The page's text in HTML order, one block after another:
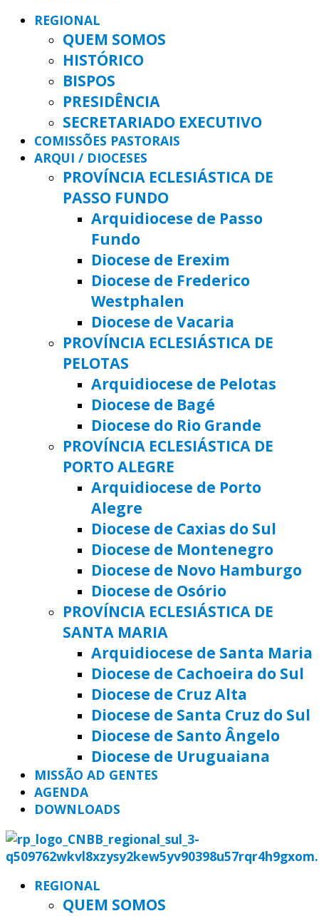
REGIONAL
QUEM SOMOS
HISTÓRICO
BISPOS
PRESIDÊNCIA
SECRETARIADO EXECUTIVO
COMISSÕES PASTORAIS
ARQUI / DIOCESES
PROVÍNCIA ECLESIÁSTICA DE
PASSO FUNDO
Arquidiocese de Passo
Fundo
Diocese de Erexim
Diocese de Frederico
Westphalen
Diocese de Vacaria
PROVÍNCIA ECLESIÁSTICA DE
PELOTAS
Arquidiocese de Pelotas
Diocese de Bagé
Diocese do Rio Grande
PROVÍNCIA ECLESIÁSTICA DE
PORTO ALEGRE
Arquidiocese de Porto
Alegre
Diocese de Caxias do Sul
Diocese de Montenegro
Diocese de Novo Hamburgo
Diocese de Osório
PROVÍNCIA ECLESIÁSTICA DE
SANTA MARIA
Arquidiocese de Santa Maria
Diocese de Cachoeira do Sul
Diocese de Cruz Alta
Diocese de Santa Cruz do Sul
Diocese de Santo Ângelo
Diocese de Uruguaiana
MISSÃO AD GENTES
AGENDA
DOWNLOADS
REGIONAL
QUEM SOMOS